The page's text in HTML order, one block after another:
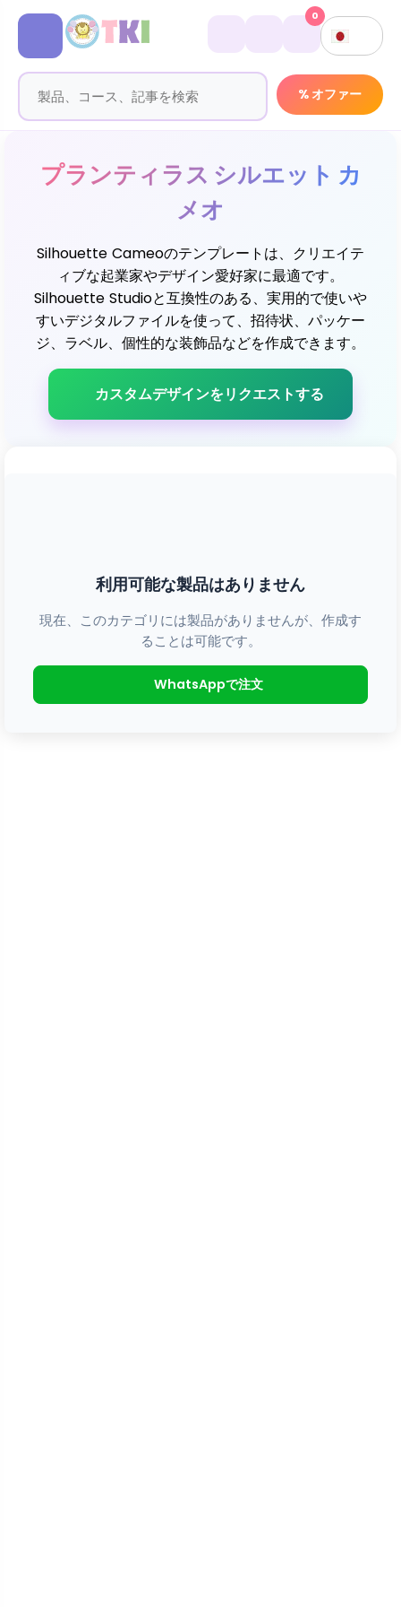
% オファー
0
プランティラス シルエット カ
メオ
Silhouette Cameoのテンプレートは、クリエイテ
ィブな起業家やデザイン愛好家に最適です。
Silhouette Studioと互換性のある、実用的で使いや
すいデジタルファイルを使って、招待状、パッケー
ジ、ラベル、個性的な装飾品などを作成できます。
カスタムデザインをリクエストする
利用可能な製品はありません
現在、このカテゴリには製品がありませんが、作成す
ることは可能です。
WhatsAppで注文